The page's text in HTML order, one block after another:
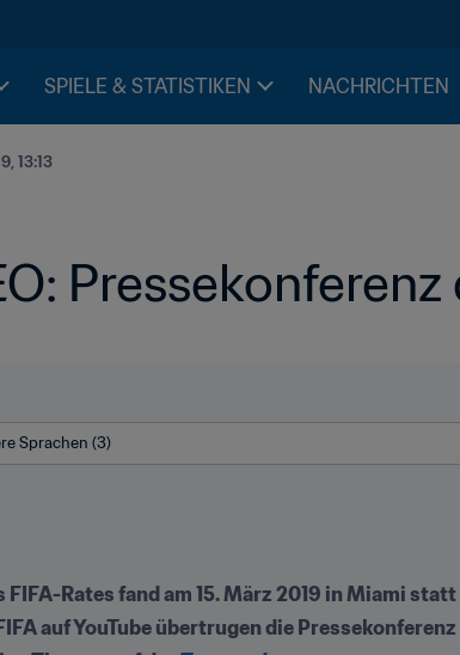
SPIELE & STATISTIKEN NACHRICHTEN
13:13
Pressekonferenz
Sprachen (3)
FIFA-Rates fand am 15. März 2019 in Miami statt
auf YouTube übertrugen die